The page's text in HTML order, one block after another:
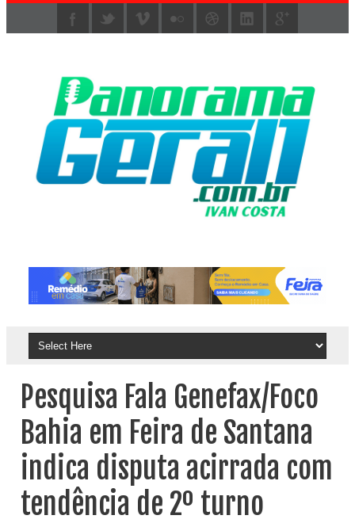
Pesquisa Fala Genefax/Foco
Bahia em Feira de Santana
indica disputa acirrada com
tendência de 2º turno